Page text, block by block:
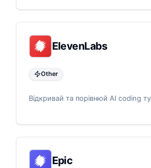
ElevenLabs
Other
Відкривай та порівнюй AI coding
Epic